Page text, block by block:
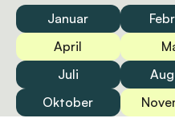
Januar
April
Juli
Oktober